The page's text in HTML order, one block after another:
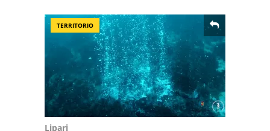
TERRITORIO
Lipari